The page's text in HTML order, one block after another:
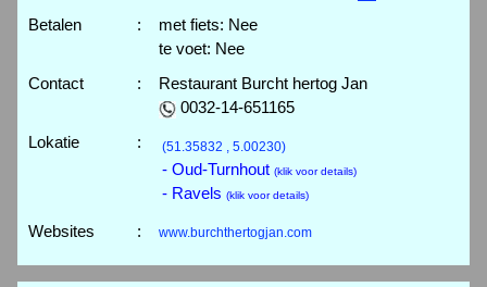
Betalen
:
met fiets: Nee
te voet: Nee
Contact
:
Restaurant Burcht hertog Jan
0032-14-651165
Lokatie
: (51.35832 , 5.00230)
- Oud-Turnhout (klik voor details)
- Ravels (klik voor details)
Websites : www.burchthertogjan.com